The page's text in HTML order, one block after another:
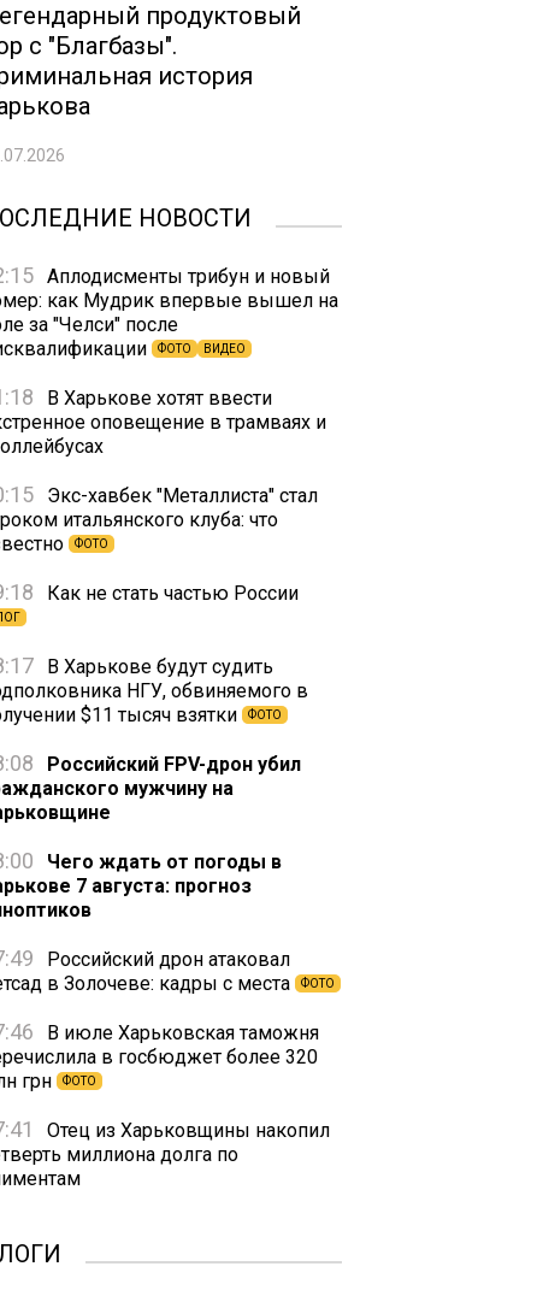
продуктовый
с "Благбазы".
история
НОВОСТИ
Аплодисменты трибун и новый
как Мудрик впервые вышел на
за "Челси" после
ФОТО ВИДЕО
В Харькове хотят ввести
оповещение в трамваях и
Экс-хавбек "Металлиста" стал
итальянского клуба: что
ФОТО
Как не стать частью России
В Харькове будут судить
НГУ, обвиняемого в
$11 тысяч взятки
ФОТО
Российский FPV-дрон убил
мужчину на
Чего ждать от погоды в
7 августа: прогноз
Российский дрон атаковал
в Золочеве: кадры с места
ФОТО
В июле Харьковская таможня
в госбюджет более 320
грн
ФОТО
Отец из Харьковщины накопил
миллиона долга по